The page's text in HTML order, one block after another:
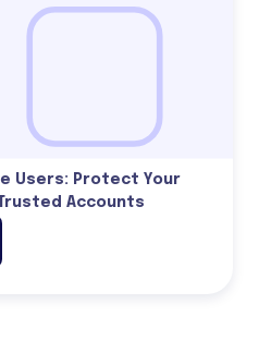
Users: Protect Your
Accounts